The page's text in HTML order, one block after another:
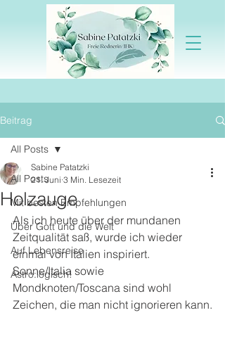
Beitrag
All Posts
Mit besten Empfehlungen
Über Gott und die Welt
Auf Lebensreise
Astro:logisch!
All Posts
Holzauge
Sabine Patatzki
21. Juni 3 Min. Lesezeit
Als ich heute über der mundanen
Zeitqualität saß, wurde ich wieder
einmal von Italien inspiriert.
Sonne/Italia sowie
Mondknoten/Toscana sind wohl
Zeichen, die man nicht ignorieren kann.